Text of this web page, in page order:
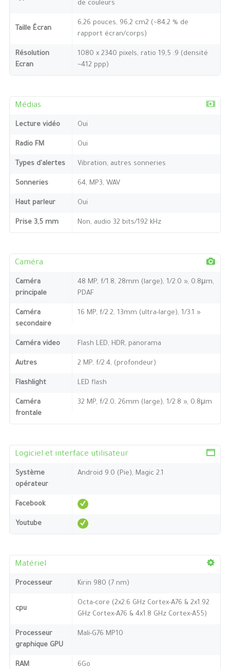
de couleurs
Taille Écran
6,26 pouces, 96,2 cm2 (~84,2 % de
rapport écran/corps)
Résolution
Ecran
1080 x 2340 pixels, ratio 19,5 :9 (densité
~412 ppp)
Médias
Lecture vidéo Oui
Radio FM Oui
Types d'alertes Vibration, autres sonneries
Sonneries 64, MP3, WAV
Haut parleur Oui
Prise 3,5 mm Non, audio 32 bits/192 kHz
Caméra
Caméra
principale
48 MP, f/1.8, 28mm (large), 1/2.0 », 0.8μm,
PDAF
Caméra
secondaire
16 MP, f/2.2, 13mm (ultra-large), 1/3.1 »
Caméra video Flash LED, HDR, panorama
Autres 2 MP, f/2.4, (profondeur)
Flashlight LED flash
Caméra
frontale
32 MP, f/2.0, 26mm (large), 1/2.8 », 0.8μm
Logiciel et interface utilisateur
Système
opérateur
Android 9.0 (Pie), Magic 2.1
Facebook
Youtube
Matériel
Processeur Kirin 980 (7 nm)
cpu
Octa-core (2x2.6 GHz Cortex-A76 & 2x1.92
GHz Cortex-A76 & 4x1.8 GHz Cortex-A55)
Processeur
graphique GPU
Mali-G76 MP10
RAM 6Go